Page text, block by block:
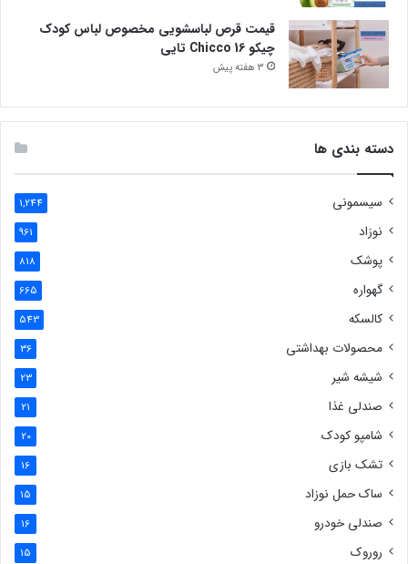
قیمت قرص لباسشویی مخصوص لباس کودک
چیکو Chicco 16 تایی
3 هفته پیش
دسته بندی ها
سیسمونی 1,244
نوزاد 961
پوشک 818
گهواره 665
کالسکه 543
محصولات بهداشتی 36
شیشه شیر 23
صندلی غذا 21
شامپو کودک 20
تشک بازی 16
ساک حمل نوزاد 15
صندلی خودرو 16
روروک 15